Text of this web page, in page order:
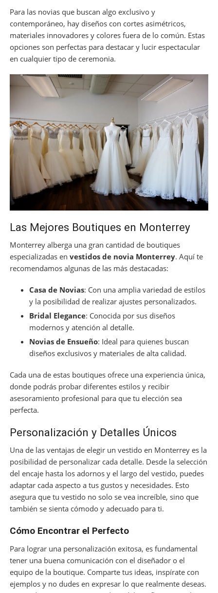
Para las novias que buscan algo exclusivo y
contemporáneo, hay diseños con cortes asimétricos,
materiales innovadores y colores fuera de lo común. Estas
opciones son perfectas para destacar y lucir espectacular
en cualquier tipo de ceremonia.
Las Mejores Boutiques en Monterrey
Monterrey alberga una gran cantidad de boutiques
especializadas en vestidos de novia Monterrey. Aquí te
recomendamos algunas de las más destacadas:
Casa de Novias: Con una amplia variedad de estilos
y la posibilidad de realizar ajustes personalizados.
Bridal Elegance: Conocida por sus diseños
modernos y atención al detalle.
Novias de Ensueño: Ideal para quienes buscan
diseños exclusivos y materiales de alta calidad.
Cada una de estas boutiques ofrece una experiencia única,
donde podrás probar diferentes estilos y recibir
asesoramiento profesional para que tu elección sea
perfecta.
Personalización y Detalles Únicos
Una de las ventajas de elegir un vestido en Monterrey es la
posibilidad de personalizar cada detalle. Desde la selección
del encaje hasta los adornos y el largo del vestido, puedes
adaptar cada aspecto a tus gustos y necesidades. Esto
asegura que tu vestido no solo se vea increíble, sino que
también se sienta cómodo y adecuado para ti.
Cómo Encontrar el Perfecto
Para lograr una personalización exitosa, es fundamental
tener una buena comunicación con el diseñador o el
equipo de la boutique. Comparte tus ideas, inspírate con
ejemplos y no dudes en expresar lo que realmente deseas.